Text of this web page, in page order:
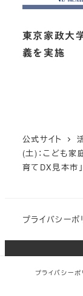
東京家政大
義を実施
公式サイト
(土)：こども家
育てDX見本市
プライバシーポ
Copyright
プライバシーポ